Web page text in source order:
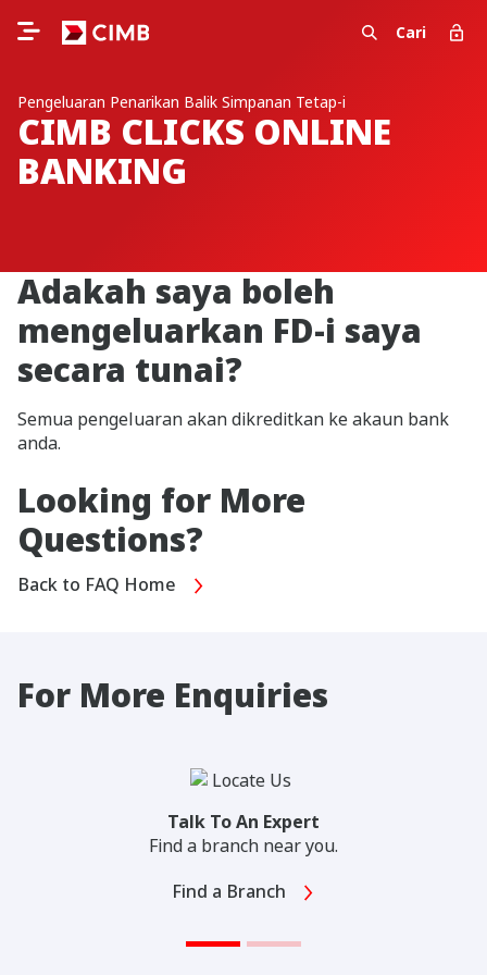
Cari
Pengeluaran Penarikan Balik Simpanan Tetap-i
CIMB CLICKS ONLINE
BANKING
Adakah saya boleh
mengeluarkan FD-i saya
secara tunai?
Semua pengeluaran akan dikreditkan ke akaun bank
anda.
Looking for More
Questions?
Back to FAQ Home
For More Enquiries
Talk To An Expert
Find a branch near you.
Find a Branch